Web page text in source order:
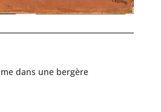
dans une bergère